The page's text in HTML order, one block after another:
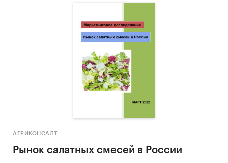
АГРИКОНСАЛТ
Рынок салатных смесей в России